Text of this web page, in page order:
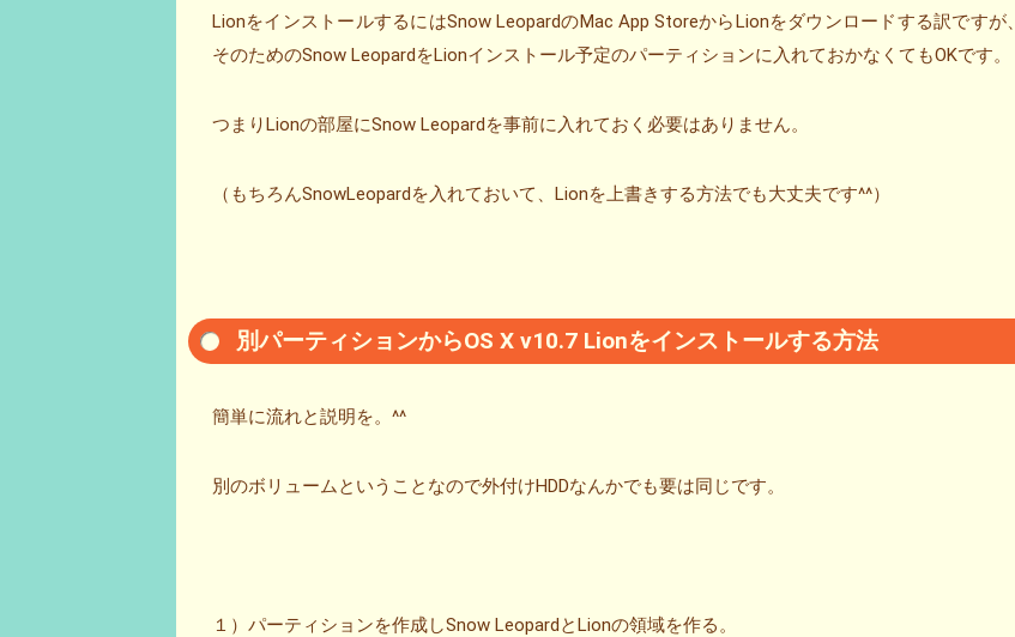
LionをインストールするにはSnow LeopardのMac App StoreからLionをダウンロードする訳ですが、
そのためのSnow LeopardをLionインストール予定のパーティションに入れておかなくてもOKです。
つまりLionの部屋にSnow Leopardを事前に入れておく必要はありません。
（もちろんSnowLeopardを入れておいて、Lionを上書きする方法でも大丈夫です^^）
別パーティションからOS X v10.7 Lionをインストールする方法
簡単に流れと説明を。^^
別のボリュームということなので外付けHDDなんかでも要は同じです。
１）パーティションを作成しSnow LeopardとLionの領域を作る。